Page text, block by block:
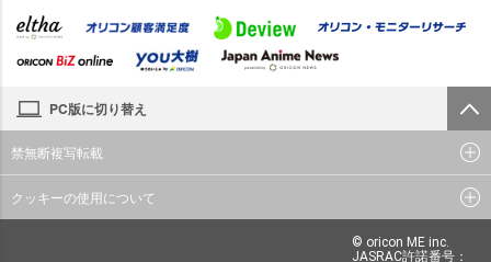
PC版に切り替え
禁無断複写転載
クッキーの使用について
© oricon ME inc.
JASRAC許諾番号：